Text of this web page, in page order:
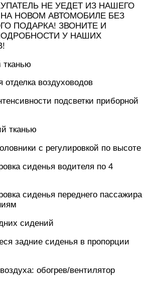
НЕ УЕДЕТ ИЗ НАШЕГО
НОВОМ АВТОМОБИЛЕ БЕЗ
ПОДАРКА! ЗВОНИТЕ И
У НАШИХ
тканью
отделка воздуховодов
подсветки приборной
тканью
с регулировкой по высоте
сиденья водителя по 4
сиденья переднего пассажира
сидений
задние сиденья в пропорции
обогрев/вентилятор